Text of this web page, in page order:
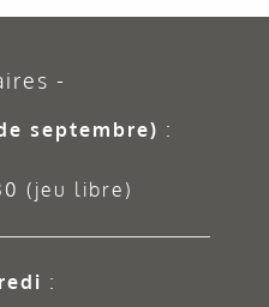
septembre) :
(jeu libre)
: